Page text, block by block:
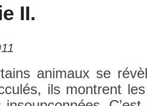
II.
an­imaux se
ils montrent